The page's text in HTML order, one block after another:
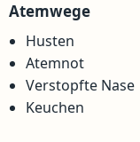
Atemwege
Husten
Atemnot
Verstopfte Nase
Keuchen